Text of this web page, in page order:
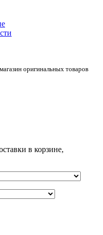
оригинальных товаров
в корзине,